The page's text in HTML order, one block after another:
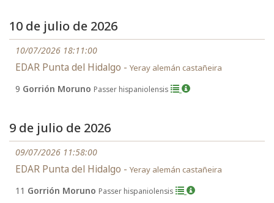
10 de julio de 2026
10/07/2026 18:11:00
EDAR Punta del Hidalgo - Yeray alemán castañeira
9 Gorrión Moruno Passer hispaniolensis
9 de julio de 2026
09/07/2026 11:58:00
EDAR Punta del Hidalgo - Yeray alemán castañeira
11 Gorrión Moruno Passer hispaniolensis